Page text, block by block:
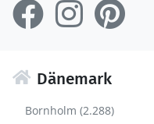
Dänemark
Bornholm (2.288)